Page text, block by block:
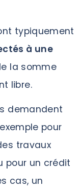
typiquement
à une
la somme
libre.
demandent
pour
travaux
pour un crédit
cas, un